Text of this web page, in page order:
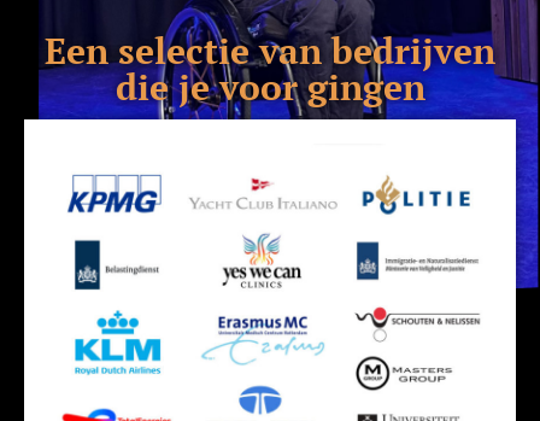
Een selectie van bedrijven
die je voor gingen